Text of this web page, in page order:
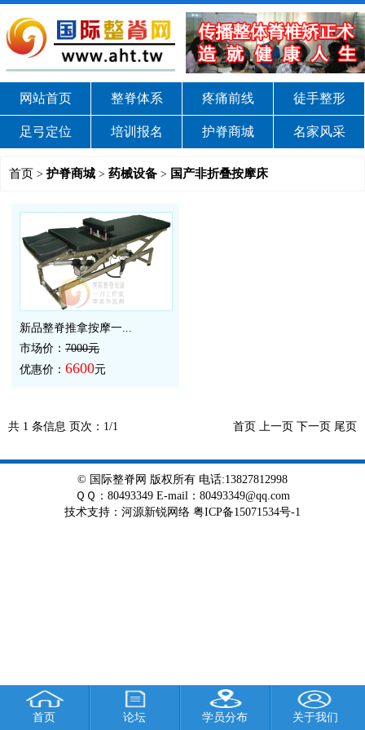
网站首页 整脊体系 疼痛前线 徒手整形
足弓定位 培训报名 护脊商城 名家风采
首页 > 护脊商城 > 药械设备 > 国产非折叠按摩床
新品整脊推拿按摩一...
市场价：7000元
优惠价：6600元
共 1 条信息 页次： 1/1 首页 上一页 下一页 尾页
© 国际整脊网 版权所有 电话:13827812998
ＱＱ：80493349 E-mail：80493349@qq.com
技术支持 ： 河源新锐网络 粤ICP备15071534号-1
首页 论坛 学员分布 关于我们